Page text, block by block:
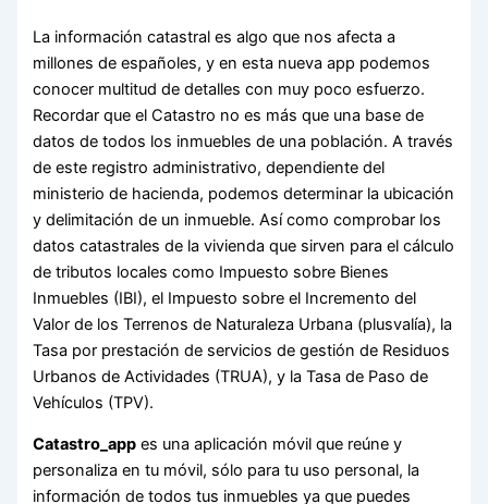
La información catastral es algo que nos afecta a
millones de españoles, y en esta nueva app podemos
conocer multitud de detalles con muy poco esfuerzo.
Recordar que el Catastro no es más que una base de
datos de todos los inmuebles de una población. A través
de este registro administrativo, dependiente del
ministerio de hacienda, podemos determinar la ubicación
y delimitación de un inmueble. Así como comprobar los
datos catastrales de la vivienda que sirven para el cálculo
de tributos locales como Impuesto sobre Bienes
Inmuebles (IBI), el Impuesto sobre el Incremento del
Valor de los Terrenos de Naturaleza Urbana (plusvalía), la
Tasa por prestación de servicios de gestión de Residuos
Urbanos de Actividades (TRUA), y la Tasa de Paso de
Vehículos (TPV).
Catastro_app es una aplicación móvil que reúne y
personaliza en tu móvil, sólo para tu uso personal, la
información de todos tus inmuebles ya que puedes